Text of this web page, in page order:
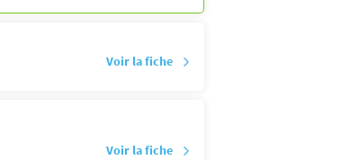
Voir la fiche
Voir la fiche